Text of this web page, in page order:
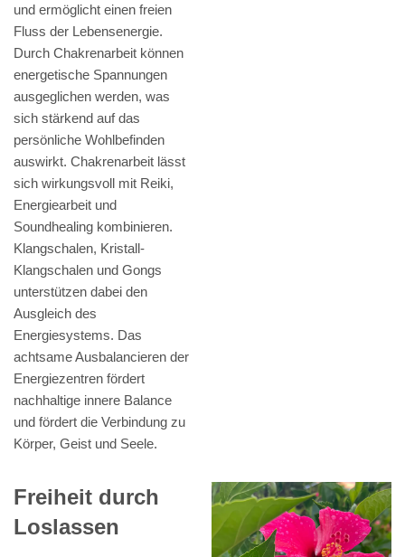
und ermöglicht einen freien
Fluss der Lebensenergie.
Durch Chakrenarbeit können
energetische Spannungen
ausgeglichen werden, was
sich stärkend auf das
persönliche Wohlbefinden
auswirkt. Chakrenarbeit lässt
sich wirkungsvoll mit Reiki,
Energiearbeit und
Soundhealing kombinieren.
Klangschalen, Kristall-
Klangschalen und Gongs
unterstützen dabei den
Ausgleich des
Energiesystems. Das
achtsame Ausbalancieren der
Energiezentren fördert
nachhaltige innere Balance
und fördert die Verbindung zu
Körper, Geist und Seele.
Freiheit durch
Loslassen